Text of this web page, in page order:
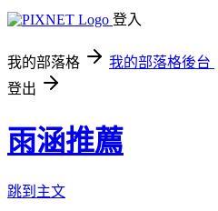
登入
我的部落格 我的部落格後台
登出
雨涵推薦
跳到主文